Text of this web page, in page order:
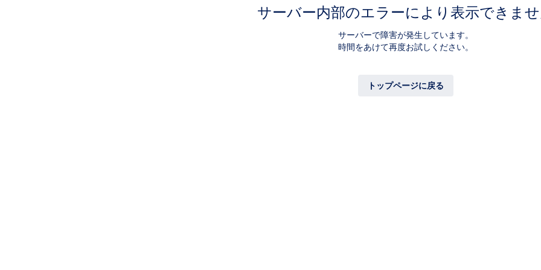
サーバー内部のエラーにより表示できま
サーバーで障害が発生しています。
時間をあけて再度お試しください。
トップページに戻る